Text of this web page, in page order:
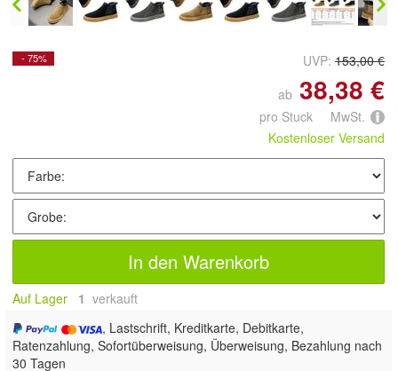
- 75% UVP: 153,00 €
ab 38,38 €
pro Stuck MwSt.
Kostenloser Versand
In den Warenkorb
Auf Lager 1 verkauft
, Lastschrift, Kreditkarte, Debitkarte,
Ratenzahlung, Sofortüberweisung, Überweisung, Bezahlung nach
30 Tagen